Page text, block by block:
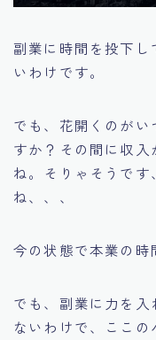
副業に時間を投下し
いわけです。
でも、花開くのが
すか？その間に収
ね。そりゃそうです
ね、、、
今の状態で本業の時
でも、副業に力を
ないわけで、ここ